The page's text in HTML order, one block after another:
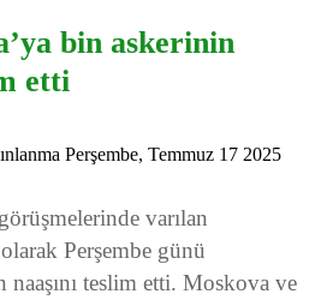
bin askerinin
etti
Perşembe, Temmuz 17 2025
varılan
Perşembe günü
teslim etti. Moskova ve